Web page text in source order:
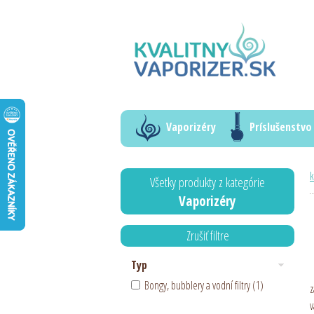
Vaporizéry
Všetky produkty z kategórie
Vaporizéry
Zrušiť filtre
Typ
Bongy, bubblery a vodní filtry (1)